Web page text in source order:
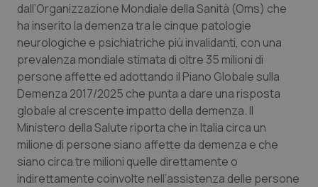
Veneto
Oncoematologia
Oncologia & Nutrizione
Psoriasi & pelle
Quotidiano Cardiologia
Quotidiano Chirurgia
dall’Organizzazione Mondiale della Sanità (Oms) che
ha inserito la demenza tra le cinque patologie
neurologiche e psichiatriche più invalidanti, con una
prevalenza mondiale stimata di oltre 35 milioni di
persone affette ed adottando il Piano Globale sulla
Demenza 2017/2025 che punta a dare una risposta
globale al crescente impatto della demenza. Il
Ministero della Salute riporta che in Italia circa un
milione di persone siano affette da demenza e che
siano circa tre milioni quelle direttamente o
indirettamente coinvolte nell’assistenza delle persone